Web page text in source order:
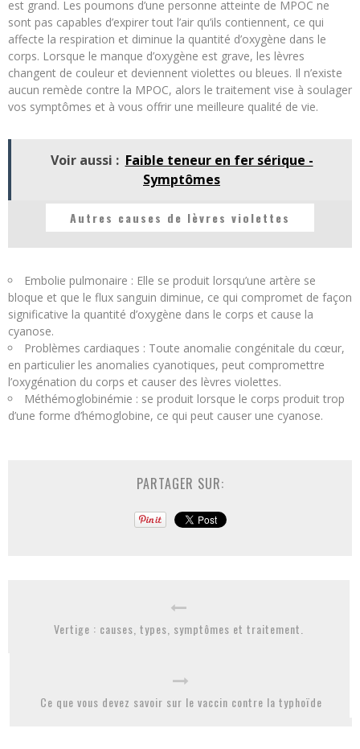
est grand. Les poumons d’une personne atteinte de MPOC ne
sont pas capables d’expirer tout l’air qu’ils contiennent, ce qui
affecte la respiration et diminue la quantité d’oxygène dans le
corps. Lorsque le manque d’oxygène est grave, les lèvres
changent de couleur et deviennent violettes ou bleues. Il n’existe
aucun remède contre la MPOC, alors le traitement vise à soulager
vos symptômes et à vous offrir une meilleure qualité de vie.
Voir aussi : Faible teneur en fer sérique -
Symptômes
Autres causes de lèvres violettes
Embolie pulmonaire : Elle se produit lorsqu’une artère se
bloque et que le flux sanguin diminue, ce qui compromet de façon
significative la quantité d’oxygène dans le corps et cause la
cyanose.
Problèmes cardiaques : Toute anomalie congénitale du cœur,
en particulier les anomalies cyanotiques, peut compromettre
l’oxygénation du corps et causer des lèvres violettes.
Méthémoglobinémie : se produit lorsque le corps produit trop
d’une forme d’hémoglobine, ce qui peut causer une cyanose.
PARTAGER SUR:
Vertige : causes, types, symptômes et traitement.
Ce que vous devez savoir sur le vaccin contre la typhoïde